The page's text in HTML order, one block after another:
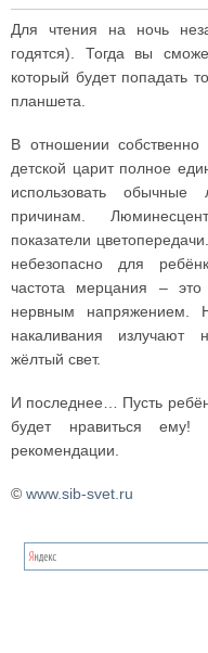
Для чтения на ночь
годятся). Тогда вы
который будет попадать
планшета.
В отношении
детской царит полное
использовать
причинам.
показатели
небезопасно для
частота мерцания –
нервным напряжением.
накаливания
жёлтый свет.
И последнее… Пусть
будет нравиться
рекомендации.
© www.sib-svet.ru